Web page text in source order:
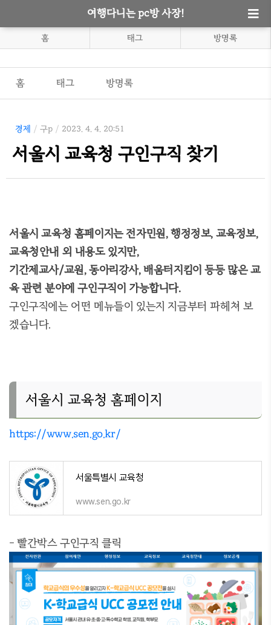
여행다니는 pc방 사장!
홈 태그 방명록
홈 태그 방명록
경제 / 구p / 2023. 4. 4. 20:51
서울시 교육청 구인구직 찾기
서울시 교육청 홈페이지는 전자민원, 행정정보, 교육정보,
교육청안내 외 내용도 있지만,
기간제교사/교원, 동아리강사, 배움터지킴이 등등 많은 교
육 관련 분야에 구인구직이 가능합니다.
구인구직에는 어떤 메뉴들이 있는지 지금부터 파헤쳐 보
겠습니다.
서울시 교육청 홈페이지
https://www.sen.go.kr/
서울특별시 교육청
www.sen.go.kr
- 빨간박스 구인구직 클릭